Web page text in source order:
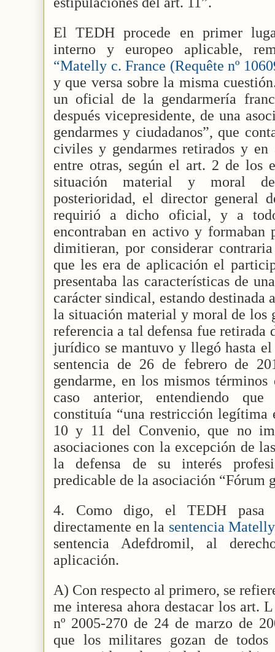
El TEDH procede en primer
interno y europeo aplicable,
“Matelly c. France (Requête nº
y que versa sobre la misma
un oficial de la gendarmería
después vicepresidente, de una
gendarmes y ciudadanos”, que
civiles y gendarmes retirados y
entre otras, según el art. 2 de los
situación material y moral
posterioridad, el director general
requirió a dicho oficial, y a
encontraban en activo y formaban
dimitieran, por considerar
que les era de aplicación el
presentaba las características de
carácter sindical, estando destinada
la situación material y moral de los
referencia a tal defensa fue retirada
jurídico se mantuvo y llegó hasta el
sentencia de 26 de febrero de
gendarme, en los mismos
caso anterior, entendiendo
constituía “una restricción legítima
10 y 11 del Convenio, que no
asociaciones con la excepción de
la defensa de su interés
predicable de la asociación “Fórum
4. Como digo, el TEDH pasa
directamente en la sentencia Matelly
sentencia Adefdromil, al
aplicación.
A) Con respecto al primero, se
me interesa ahora destacar los art.
nº 2005-270 de 24 de marzo de
que los militares gozan de